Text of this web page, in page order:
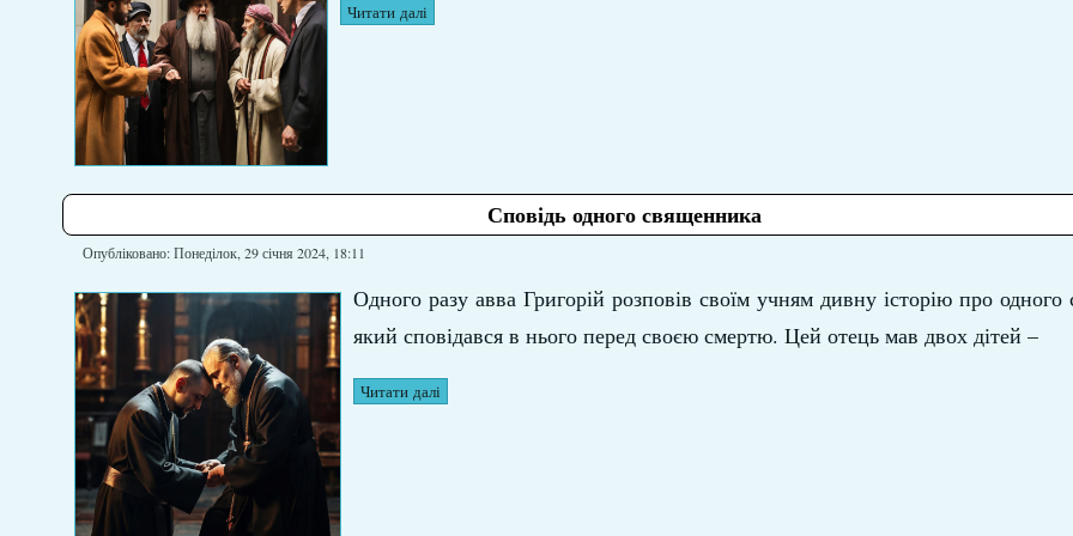
Читати далі
Сповідь одного священника
Опубліковано: Понеділок, 29 січня 2024, 18:11
Одного разу авва Григорій розповів своїм учням дивну історію про
який сповідався в нього перед своєю смертю. Цей отець мав двох дітей –
Читати далі